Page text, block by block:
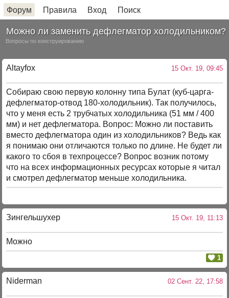
Форум Правила Вход Поиск
Можно ли заменить дефлегматор холодильником?
Вопросы по конструированию
Altayfox 15 Окт. 19, 09:45
Собираю свою первую колонну типа Булат (куб-царга-
дефлегматор-отвод 180-холодильник). Так получилось,
что у меня есть 2 трубчатых холодильника (51 мм / 400
мм) и нет дефлегматора. Вопрос: Можно ли поставить
вместо дефлегматора один из холодильников? Ведь как
я понимаю они отличаются только по длине. Не будет ли
какого то сбоя в техпроцессе? Вопрос возник потому
что на всех информационных ресурсах которые я читал
и смотрел дефлегматор меньше холодильника.
Зингельшухер 15 Окт. 19, 11:13
Можно
1
Niderman 02 Сент. 22, 17:58